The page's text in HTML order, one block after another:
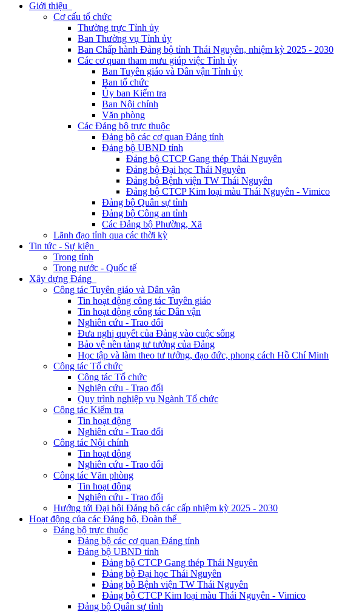
Giới thiệu
Cơ cấu tổ chức
Thường trực Tỉnh ủy
Ban Thường vụ Tỉnh ủy
Ban Chấp hành Đảng bộ tỉnh Thái Nguyên, nhiệm kỳ 2025 - 2030
Các cơ quan tham mưu giúp việc Tỉnh ủy
Ban Tuyên giáo và Dân vận Tỉnh ủy
Ban tổ chức
Ủy ban Kiểm tra
Ban Nội chính
Văn phòng
Các Đảng bộ trực thuộc
Đảng bộ các cơ quan Đảng tỉnh
Đảng bộ UBND tỉnh
Đảng bộ CTCP Gang thép Thái Nguyên
Đảng bộ Đại học Thái Nguyên
Đảng bộ Bệnh viện TW Thái Nguyên
Đảng bộ CTCP Kim loại màu Thái Nguyên - Vimico
Đảng bộ Quân sự tỉnh
Đảng bộ Công an tỉnh
Các Đảng bộ Phường, Xã
Lãnh đạo tỉnh qua các thời kỳ
Tin tức - Sự kiện
Trong tỉnh
Trong nước - Quốc tế
Xây dựng Đảng
Công tác Tuyên giáo và Dân vận
Tin hoạt động công tác Tuyên giáo
Tin hoạt động công tác Dân vận
Nghiên cứu - Trao đổi
Đưa nghị quyết của Đảng vào cuộc sống
Bảo vệ nền tảng tư tưởng của Đảng
Học tập và làm theo tư tưởng, đạo đức, phong cách Hồ Chí Minh
Công tác Tổ chức
Công tác Tổ chức
Nghiên cứu - Trao đổi
Quy trình nghiệp vụ Ngành Tổ chức
Công tác Kiểm tra
Tin hoạt động
Nghiên cứu - Trao đổi
Công tác Nội chính
Tin hoạt động
Nghiên cứu - Trao đổi
Công tác Văn phòng
Tin hoạt động
Nghiên cứu - Trao đổi
Hướng tới Đại hội Đảng bộ các cấp nhiệm kỳ 2025 - 2030
Hoạt động của các Đảng bộ, Đoàn thể
Đảng bộ trực thuộc
Đảng bộ các cơ quan Đảng tỉnh
Đảng bộ UBND tỉnh
Đảng bộ CTCP Gang thép Thái Nguyên
Đảng bộ Đại học Thái Nguyên
Đảng bộ Bệnh viện TW Thái Nguyên
Đảng bộ CTCP Kim loại màu Thái Nguyên - Vimico
Đảng bộ Quân sự tỉnh